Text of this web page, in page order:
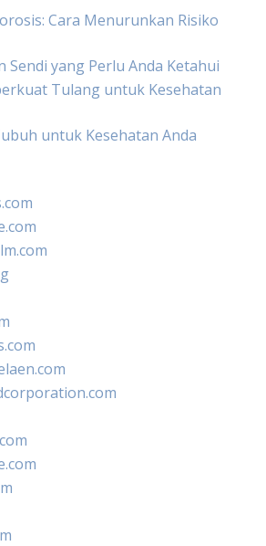
Cara Menurunkan Risiko
Sendi yang Perlu Anda Ketahui
Tulang untuk Kesehatan
untuk Kesehatan Anda